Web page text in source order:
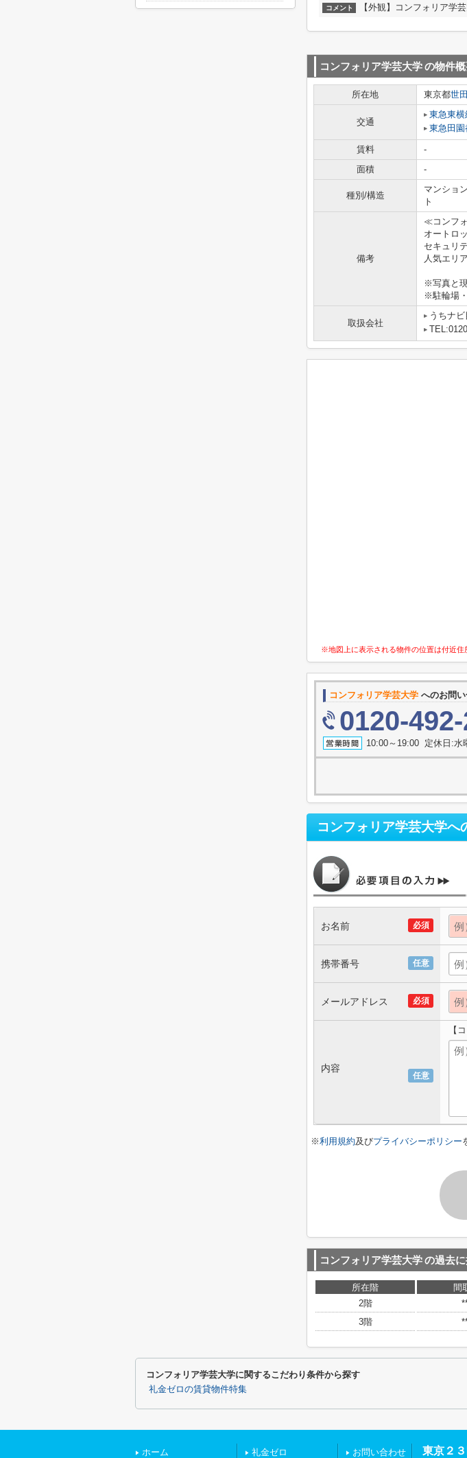
コメント 【外観】コンフォリア学
コンフォリア学芸大学の物件
所在地 東京都世
交通
東急東横
東急田園
賃料 -
面積
-
種別/構造
マンショ
ト
備考
≪コンフ
オートロ
セキュリ
人気エリ
※写真と
※駐輪場
取扱会社
うちナ
※地図上に表示される物件の位置は付近住
コンフォリア学芸大学 へのお問
0120-492-
10:00～19:00 定休日:水
コンフォリア学芸大学へ
必須
お名前
任意
携帯番号
必須
メールアドレス
任意
内容
【
※利用規約及びプライバシーポリシー
コンフォリア学芸大学の過去
所在階 間
2階
3階
コンフォリア学芸大学に関するこだわり条件から探す
礼金ゼロの賃貸物件特集
ホーム 礼金ゼロ お問い合わせ 東京２